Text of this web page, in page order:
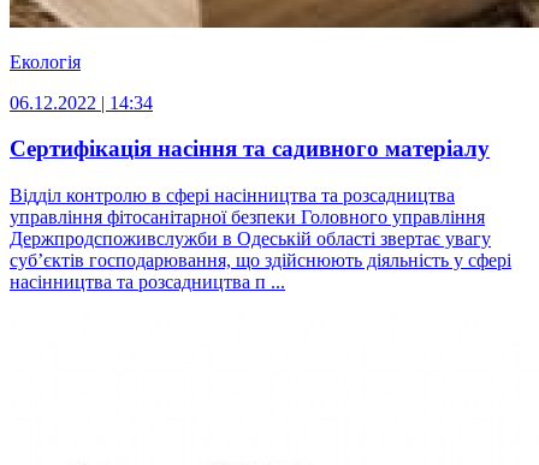
Екологія
06.12.2022 | 14:34
Сертифікація насіння та садивного матеріалу
Відділ контролю в сфері насінництва та розсадництва
управління фітосанітарної безпеки Головного управління
Держпродспоживслужби в Одеській області звертає увагу
суб’єктів господарювання, що здійснюють діяльність у сфері
насінництва та розсадництва п ...